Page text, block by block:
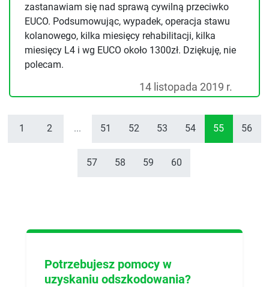
zastanawiam się nad sprawą cywilną przeciwko
EUCO. Podsumowując, wypadek, operacja stawu
kolanowego, kilka miesięcy rehabilitacji, kilka
miesięcy L4 i wg EUCO około 1300zł. Dziękuję, nie
polecam.
14 listopada 2019 r.
1 2 ... 51 52 53 54 55 56
57 58 59 60
Potrzebujesz pomocy w
uzyskaniu odszkodowania?